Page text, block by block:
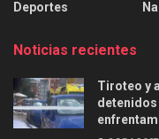
Deportes
Noticias recientes
Tiroteo y
detenidos